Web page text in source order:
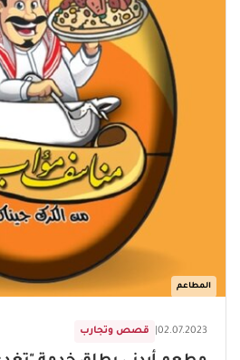
المطاعم
قصص وتجارب 02.07.2023